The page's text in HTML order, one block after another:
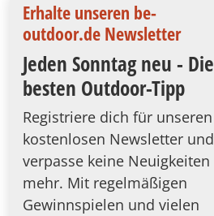
Erhalte unseren be-
outdoor.de Newsletter
Jeden Sonntag neu - Die
besten Outdoor-Tipp
Registriere dich für unseren
kostenlosen Newsletter und
verpasse keine Neuigkeiten
mehr. Mit regelmäßigen
Gewinnspielen und vielen